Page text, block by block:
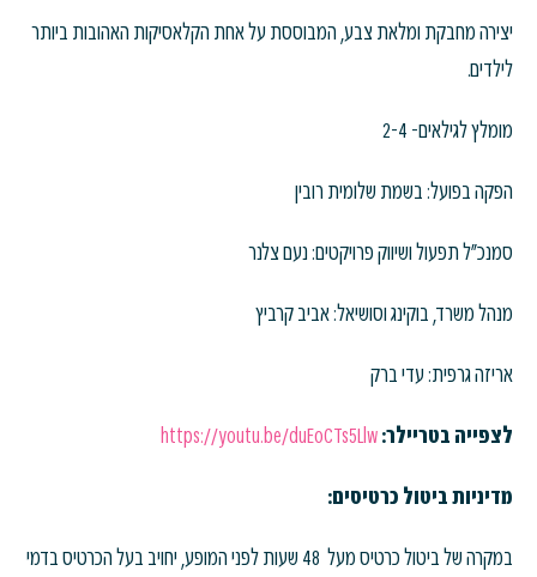
יצירה מחבקת ומלאת צבע, המבוססת על אחת הקלאסיקות האהובות ביותר
לילדים.
מומלץ לגילאים- 2-4
הפקה בפועל: בשמת שלומית רובין
סמנכ״ל תפעול ושיווק פרויקטים: נעם צלנר
מנהל משרד, בוקינג וסושיאל: אביב קרביץ
אריזה גרפית: עדי ברק
לצפייה בטריילר:https://youtu.be/duEoCTs5Llw
מדיניות ביטול כרטיסים:
במקרה של ביטול כרטיס מעל 48 שעות לפני המופע, יחויב בעל הכרטיס בדמי